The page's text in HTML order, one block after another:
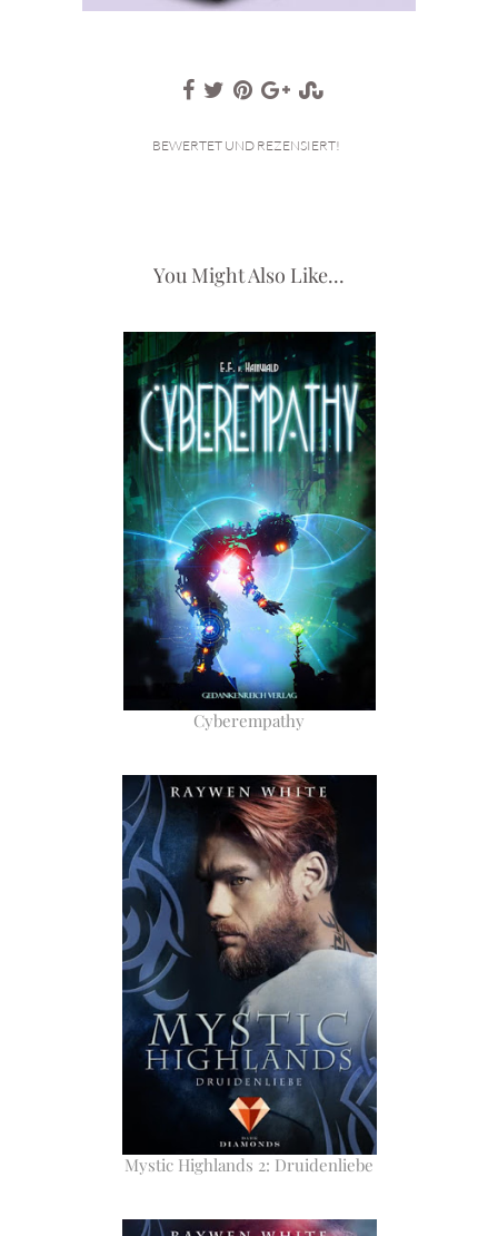
BEWERTET UND REZENSIERT!
You Might Also Like...
Cyberempathy
Mystic Highlands 2: Druidenliebe